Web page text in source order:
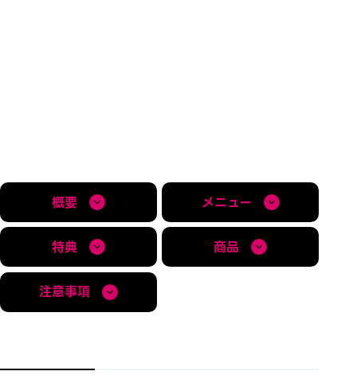
概要 メニュー
特典 商品
注意事項